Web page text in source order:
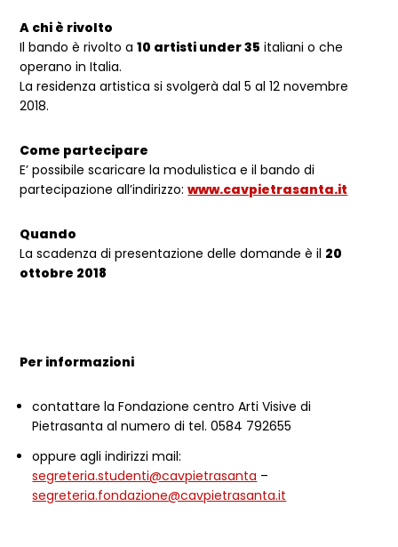
A chi è rivolto
Il bando è rivolto a10 artisti under 35 italiani o che
operano in Italia.
La residenza artistica si svolgerà dal 5 al 12 novembre
2018.
Come partecipare
E’ possibile scaricare la modulistica e il bando di
partecipazione all’indirizzo:www.cavpietrasanta.it
Quando
La scadenza di presentazione delle domande è il 20
ottobre 2018
Per informazioni
contattare la Fondazione centro Arti Visive di
Pietrasanta al numero di tel. 0584 792655
oppure agli indirizzi mail:
segreteria.studenti@cavpietrasanta –
segreteria.fondazione@cavpietrasanta.it